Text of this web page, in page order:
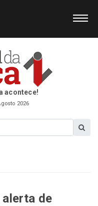
acontece!
2026
de